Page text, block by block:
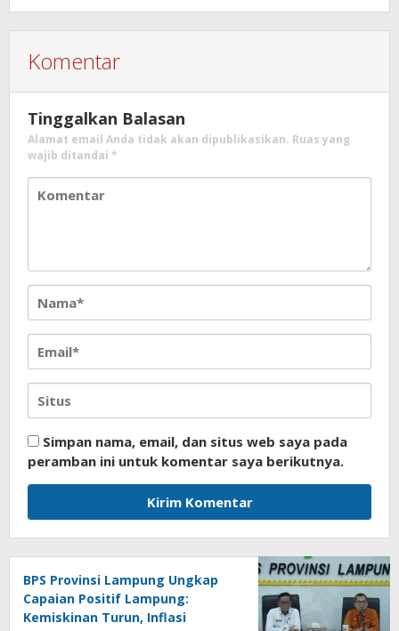
Komentar
Tinggalkan Balasan
Alamat email Anda tidak akan dipublikasikan. Ruas yang
wajib ditandai *
Simpan nama, email, dan situs web saya pada
peramban ini untuk komentar saya berikutnya.
BPS Provinsi Lampung Ungkap
Capaian Positif Lampung:
Kemiskinan Turun, Inflasi